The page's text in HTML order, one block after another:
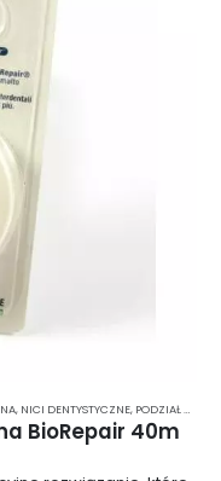
, NICI DENTYSTYCZNE, PODZIAŁ WG RODZAJU
BioRepair 40m